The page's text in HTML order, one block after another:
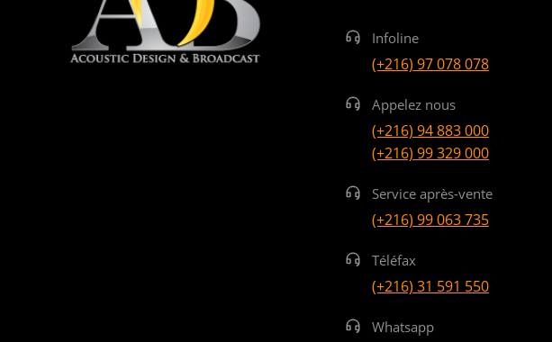
Infoline
(+216) 97 078 078
Appelez nous
(+216) 94 883 000
(+216) 99 329 000
Service après-vente
(+216) 99 063 735
Téléfax
(+216) 31 591 550
Whatsapp